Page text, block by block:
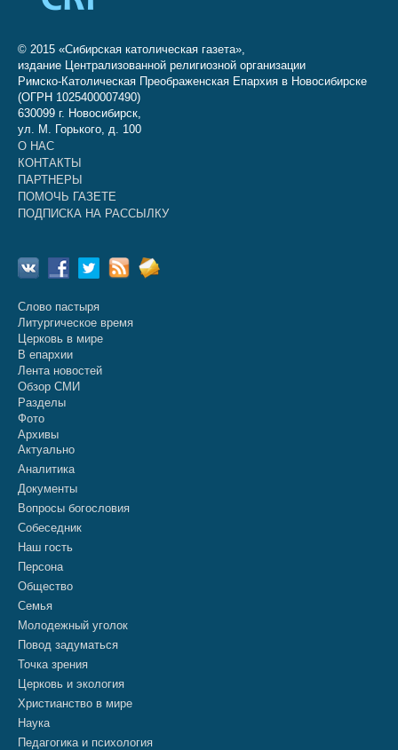
© 2015 «Сибирская католическая газета»,
издание Централизованной религиозной организации
Римско-Католическая Преображенская Епархия в Новосибирске
(ОГРН 1025400007490)
630099 г. Новосибирск,
ул. М. Горького, д. 100
О НАС
КОНТАКТЫ
ПАРТНЕРЫ
ПОМОЧЬ ГАЗЕТЕ
ПОДПИСКА НА РАССЫЛКУ
Слово пастыря
Литургическое время
Церковь в мире
В епархии
Лента новостей
Обзор СМИ
Разделы
Фото
Архивы
Актуально
Аналитика
Документы
Вопросы богословия
Собеседник
Наш гость
Персона
Общество
Семья
Молодежный уголок
Повод задуматься
Точка зрения
Церковь и экология
Христианство в мире
Наука
Педагогика и психология